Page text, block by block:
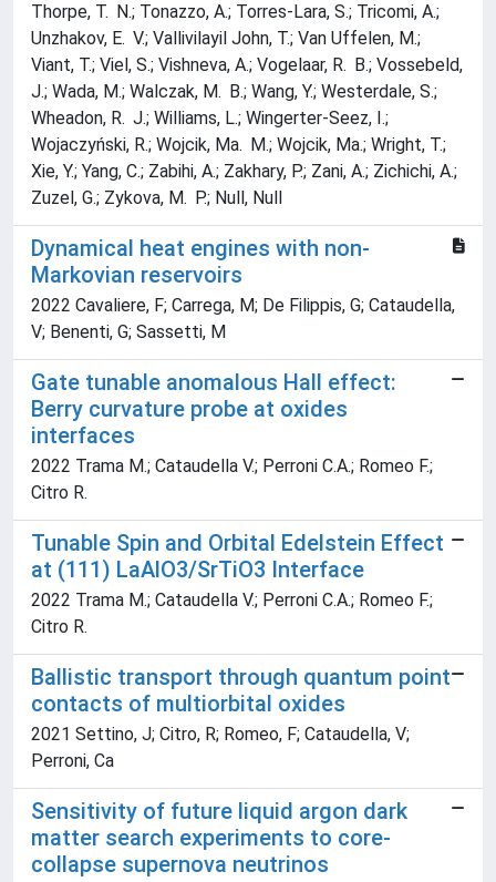
Thorpe, T. N.; Tonazzo, A.; Torres-Lara, S.; Tricomi, A.;
Unzhakov, E. V.; Vallivilayil John, T.; Van Uffelen, M.;
Viant, T.; Viel, S.; Vishneva, A.; Vogelaar, R. B.; Vossebeld,
J.; Wada, M.; Walczak, M. B.; Wang, Y.; Westerdale, S.;
Wheadon, R. J.; Williams, L.; Wingerter-Seez, I.;
Wojaczyński, R.; Wojcik, Ma. M.; Wojcik, Ma.; Wright, T.;
Xie, Y.; Yang, C.; Zabihi, A.; Zakhary, P.; Zani, A.; Zichichi, A.;
Zuzel, G.; Zykova, M. P.; Null, Null
Dynamical heat engines with non-
Markovian reservoirs
2022 Cavaliere, F; Carrega, M; De Filippis, G; Cataudella,
V; Benenti, G; Sassetti, M
Gate tunable anomalous Hall effect:
Berry curvature probe at oxides
interfaces
2022 Trama M.; Cataudella V.; Perroni C.A.; Romeo F.;
Citro R.
Tunable Spin and Orbital Edelstein Effect
at (111) LaAlO3/SrTiO3 Interface
2022 Trama M.; Cataudella V.; Perroni C.A.; Romeo F.;
Citro R.
Ballistic transport through quantum point
contacts of multiorbital oxides
2021 Settino, J; Citro, R; Romeo, F; Cataudella, V;
Perroni, Ca
Sensitivity of future liquid argon dark
matter search experiments to core-
collapse supernova neutrinos